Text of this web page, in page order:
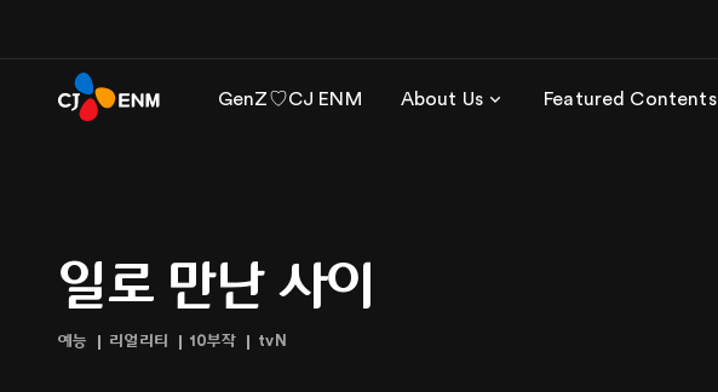
GenZ♡CJ ENM About Us Featured Contents
일로 만난 사이
예능 리얼리티 10부작 tvN